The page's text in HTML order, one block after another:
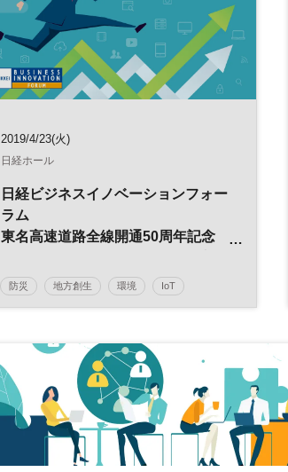
2019/4/23(火)
日経ホール
日経ビジネスイノベーションフォー
ラム
東名高速道路全線開通50周年記念
道路を考える」
防災 地方創生 環境 IoT
日経ビジネスイノベーションフォーラム